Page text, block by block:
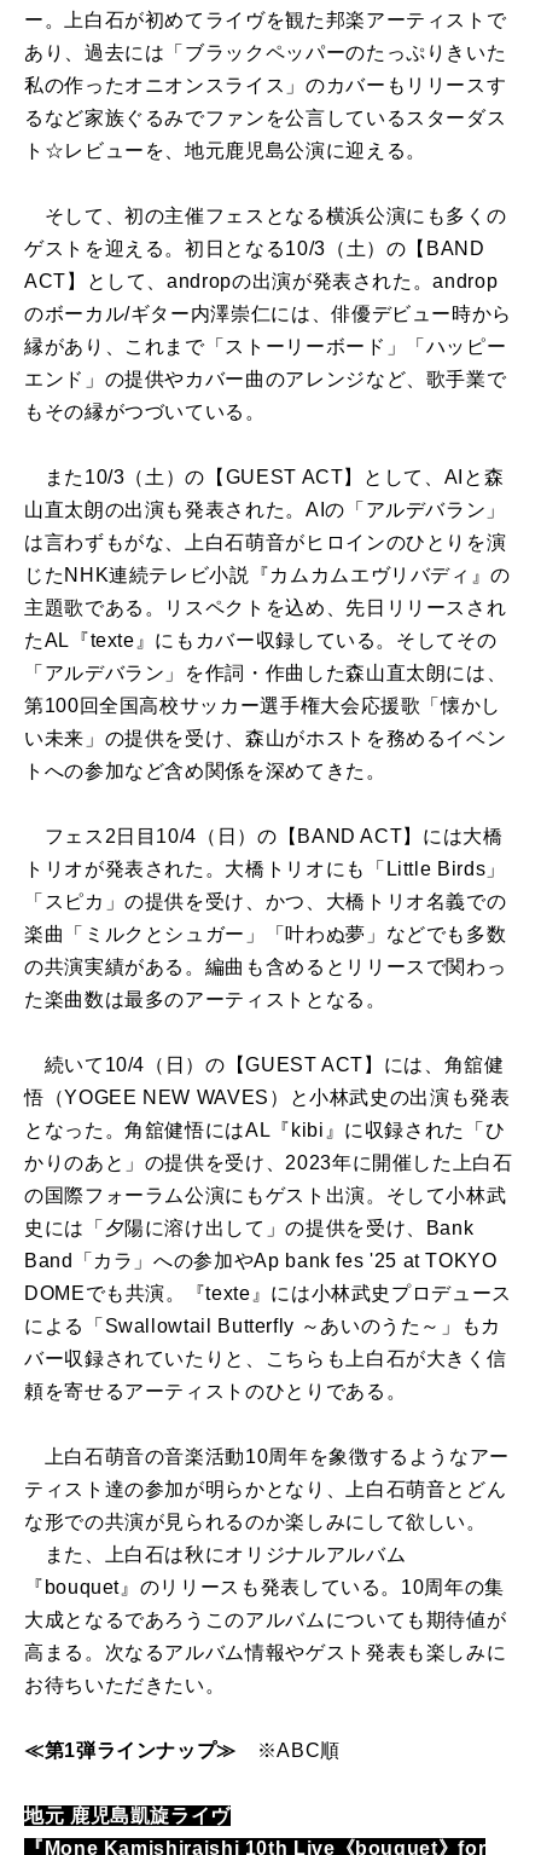
ー。上白石が初めてライヴを観た邦楽アーティストで
あり、過去には「ブラックペッパーのたっぷりきいた
私の作ったオニオンスライス」のカバーもリリースす
るなど家族ぐるみでファンを公言しているスターダス
ト☆レビューを、地元鹿児島公演に迎える。
そして、初の主催フェスとなる横浜公演にも多くの
ゲストを迎える。初日となる10/3（土）の【BAND
ACT】として、andropの出演が発表された。androp
のボーカル/ギター内澤崇仁には、俳優デビュー時から
縁があり、これまで「ストーリーボード」「ハッピー
エンド」の提供やカバー曲のアレンジなど、歌手業で
もその縁がつづいている。
また10/3（土）の【GUEST ACT】として、AIと森
山直太朗の出演も発表された。AIの「アルデバラン」
は言わずもがな、上白石萌音がヒロインのひとりを演
じたNHK連続テレビ小説『カムカムエヴリバディ』の
主題歌である。リスペクトを込め、先日リリースされ
たAL『texte』にもカバー収録している。そしてその
「アルデバラン」を作詞・作曲した森山直太朗には、
第100回全国高校サッカー選手権大会応援歌「懐かし
い未来」の提供を受け、森山がホストを務めるイベン
トへの参加など含め関係を深めてきた。
フェス2日目10/4（日）の【BAND ACT】には大橋
トリオが発表された。大橋トリオにも「Little Birds」
「スピカ」の提供を受け、かつ、大橋トリオ名義での
楽曲「ミルクとシュガー」「叶わぬ夢」などでも多数
の共演実績がある。編曲も含めるとリリースで関わっ
た楽曲数は最多のアーティストとなる。
続いて10/4（日）の【GUEST ACT】には、角舘健
悟（YOGEE NEW WAVES）と小林武史の出演も発表
となった。角舘健悟にはAL『kibi』に収録された「ひ
かりのあと」の提供を受け、2023年に開催した上白石
の国際フォーラム公演にもゲスト出演。そして小林武
史には「夕陽に溶け出して」の提供を受け、Bank
Band「カラ」への参加やAp bank fes '25 at TOKYO
DOMEでも共演。『texte』には小林武史プロデュース
による「Swallowtail Butterfly ～あいのうた～」もカ
バー収録されていたりと、こちらも上白石が大きく信
頼を寄せるアーティストのひとりである。
上白石萌音の音楽活動10周年を象徴するようなアー
ティスト達の参加が明らかとなり、上白石萌音とどん
な形での共演が見られるのか楽しみにして欲しい。
また、上白石は秋にオリジナルアルバム
『bouquet』のリリースも発表している。10周年の集
大成となるであろうこのアルバムについても期待値が
高まる。次なるアルバム情報やゲスト発表も楽しみに
お待ちいただきたい。
≪第1弾ラインナップ≫ ※ABC順
地元 鹿児島凱旋ライヴ
『Mone Kamishiraishi 10th Live《bouquet》for